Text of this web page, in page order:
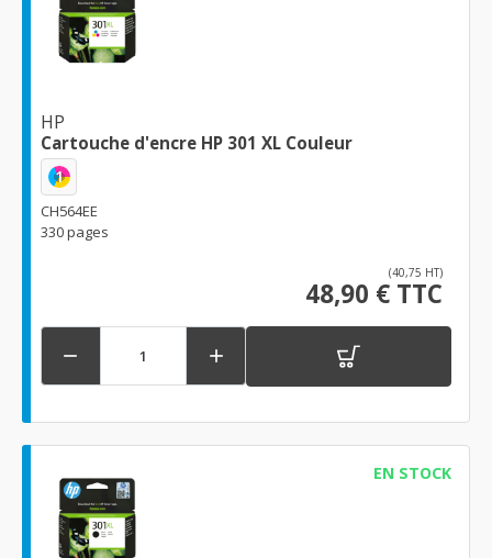
HP
Cartouche d'encre HP 301 XL Couleur
1
CH564EE
330 pages
(40,75 HT)
48,90 € TTC
 
EN STOCK